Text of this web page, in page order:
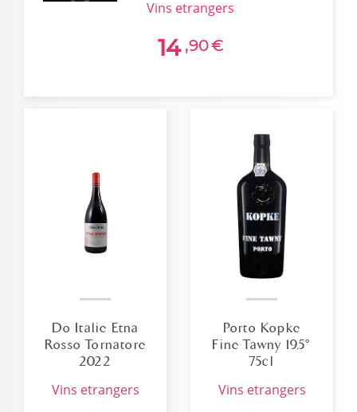
vins etrangers
14 ,90€
Do Italie Etna
Rosso Tornatore
2022
vins etrangers
Porto Kopke
Fine Tawny 19,5°
75cl
vins etrangers